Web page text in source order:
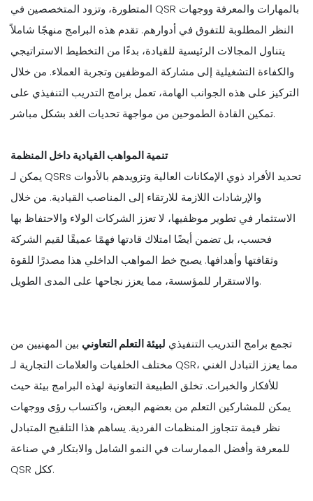
المتطورة، وتزود المتخصصين في QSR بالمهارات والمعرفة ووجهات
النظر المطلوبة للتفوق في أدوارهم. تقدم هذه البرامج منهجًا شاملاً
يتناول المجالات الرئيسية للقيادة، بدءًا من التخطيط الاستراتيجي
والكفاءة التشغيلية إلى مشاركة الموظفين وتجربة العملاء. من خلال
التركيز على هذه الجوانب الهامة، تعمل برامج التدريب التنفيذي على
تمكين القادة الطموحين من مواجهة تحديات الغد بشكل مباشر.
تنمية المواهب القيادية داخل المنظمة
يمكن لـ QSRs تحديد الأفراد ذوي الإمكانات العالية وتزويدهم بالأدوات
والإرشادات اللازمة للارتقاء إلى المناصب القيادية. من خلال
الاستثمار في تطوير موظفيها، لا تعزز الشركات الولاء والاحتفاظ بها
فحسب، بل تضمن أيضًا امتلاك قادتها فهمًا عميقًا لقيم الشركة
وثقافتها وأهدافها. يصبح خط المواهب الداخلي هذا مصدرًا للقوة
والاستقرار للمؤسسة، مما يعزز نجاحها على المدى الطويل.
تجمع برامج التدريب التنفيذي لبيئة التعلم التعاوني بين المهنيين من
مختلف الخلفيات والعلامات التجارية لـ QSR، مما يعزز التبادل الغني
للأفكار والخبرات. تخلق الطبيعة التعاونية لهذه البرامج بيئة حيث
يمكن للمشاركين التعلم من بعضهم البعض، واكتساب رؤى ووجهات
نظر قيمة تتجاوز المنظمات الفردية. يساهم هذا التلقيح المتبادل
للمعرفة وأفضل الممارسات في النمو الشامل والابتكار في صناعة
QSR ككل.